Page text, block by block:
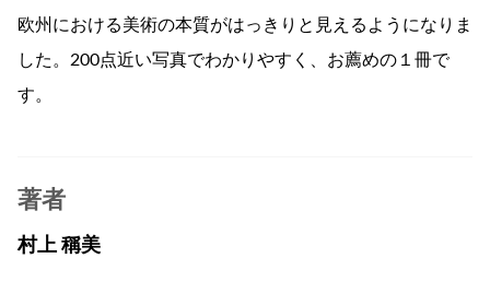
欧州における美術の本質がはっきりと見えるようになりま
した。200点近い写真でわかりやすく、お薦めの１冊で
す。
著者
村上 稱美